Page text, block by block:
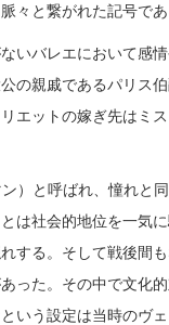
々と繋がれた記号であ
いバレエにおいて感
の親戚であるパリス
エットの嫁ぎ先はミ
）と呼ばれ、憧れと
は社会的地位を一気
する。そして戦後間
った。その中で文化
いう設定は当時のヴ